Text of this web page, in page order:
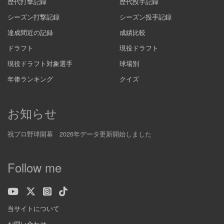
シーズン打撃記録
シーズン投手記録
達成間近の記録
成績比較
ドラフト
現役ドラフト
現役ドラフト対象選手
球場別
年俸ランキング
クイズ
お知らせ
祝プロ野球開幕 2026年データ更新開始しました
Follow me
当サイトについて